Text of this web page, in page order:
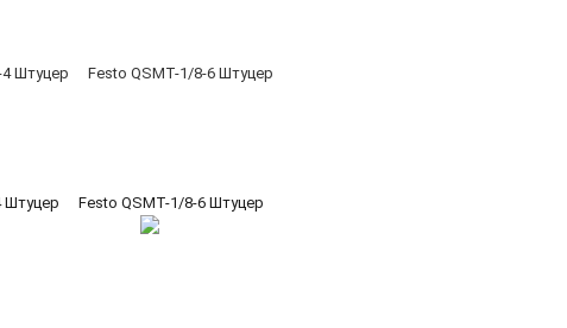
Штуцер Festo QSMT-1/8-6 Штуцер